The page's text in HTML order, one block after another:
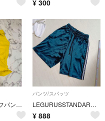
¥ 300
branshes ハーフパンツ 140cm
パンツ/スパッツ
LEGURUSSTANDARDレグルススタンダード★ハーフパンツ★
¥ 888